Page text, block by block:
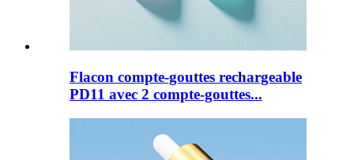
Flacon compte-gouttes rechargeable
PD11 avec 2 compte-gouttes...